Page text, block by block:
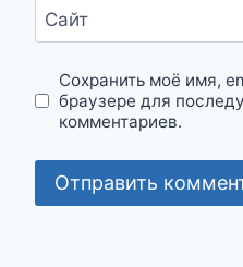
Сайт
Сохранить моё имя,
браузере для
комментариев.